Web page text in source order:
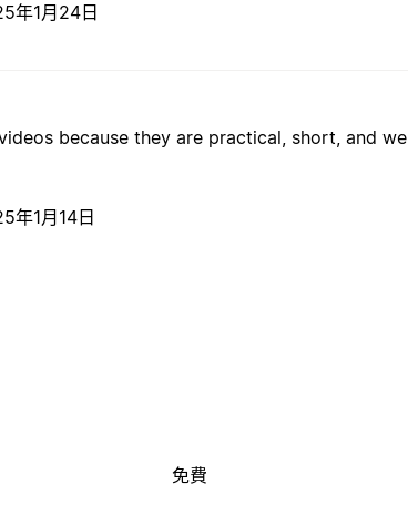
年1月24日
because they are practical, short, and
年1月14日
免費